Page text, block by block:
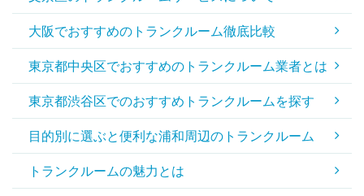
大阪でおすすめのトランクルーム徹底比較
東京都中央区でおすすめのトランクルーム業者とは
東京都渋谷区でのおすすめトランクルームを探す
目的別に選ぶと便利な浦和周辺のトランクルーム
トランクルームの魅力とは